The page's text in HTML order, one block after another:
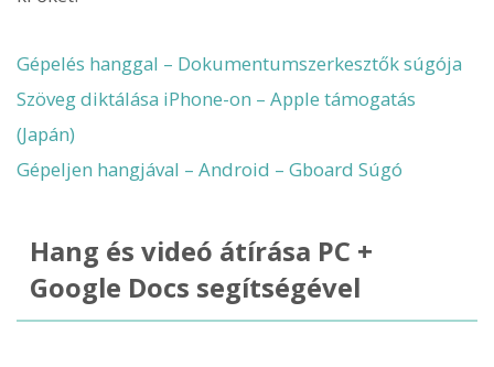
Gépelés hanggal – Dokumentumszerkesztők súgója
Szöveg diktálása iPhone-on – Apple támogatás
(Japán)
Gépeljen hangjával – Android – Gboard Súgó
Hang és videó átírása PC +
Google Docs segítségével